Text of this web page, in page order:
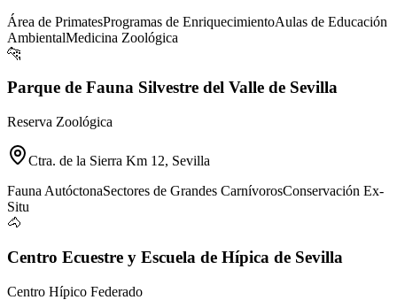
Área de PrimatesProgramas de EnriquecimientoAulas de Educación
AmbientalMedicina Zoológica
🐆
Parque de Fauna Silvestre del Valle de Sevilla
Reserva Zoológica
Ctra. de la Sierra Km 12, Sevilla
Fauna AutóctonaSectores de Grandes CarnívorosConservación Ex-
Situ
🐴
Centro Ecuestre y Escuela de Hípica de Sevilla
Centro Hípico Federado